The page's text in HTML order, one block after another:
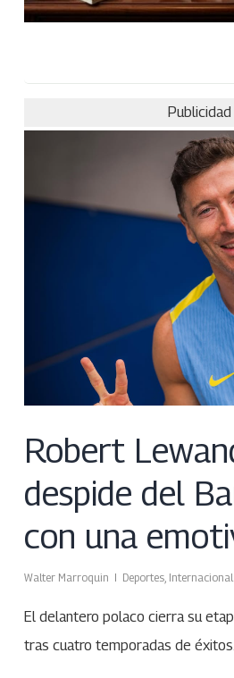
Publicidad
Robert
despide del
con una
Walter Marroquin Deportes, Internacional
El delantero polaco cierra su
tras cuatro temporadas de éxitos…